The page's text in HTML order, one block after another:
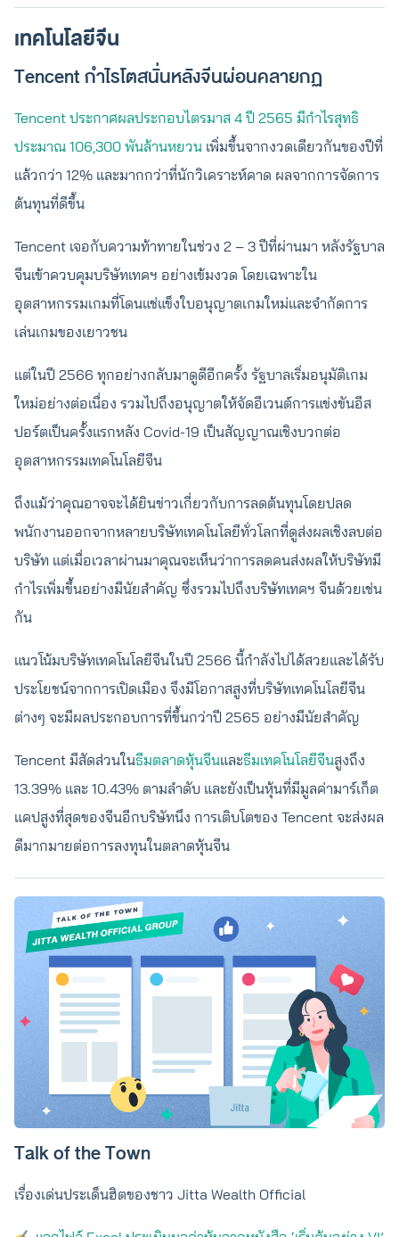
เทคโนโลยีจีน
Tencent กำไรโตสนั่นหลังจีนผ่อนคลายกฏ
Tencent ประกาศผลประกอบไตรมาส 4 ปี 2565 มีกำไรสุทธิ
ประมาณ 106,300 พันล้านหยวน เพิ่มขึ้นจากงวดเดียวกันของปีที่
แล้วกว่า 12% และมากกว่าที่นักวิเคราะห์คาด ผลจากการจัดการ
ต้นทุนที่ดีขึ้น
Tencent เจอกับความท้าทายในช่วง 2 – 3 ปีที่ผ่านมา หลังรัฐบาล
จีนเข้าควบคุมบริษัทเทคฯ อย่างเข้มงวด โดยเฉพาะใน
อุตสาหกรรมเกมที่โดนแช่แข็งใบอนุญาตเกมใหม่และจำกัดการ
เล่นเกมของเยาวชน
แต่ในปี 2566 ทุกอย่างกลับมาดูดีอีกครั้ง รัฐบาลเริ่มอนุมัติเกม
ใหม่อย่างต่อเนื่อง รวมไปถึงอนุญาตให้จัดอีเวนต์การแข่งขันอีส
ปอร์ตเป็นครั้งแรกหลัง Covid-19 เป็นสัญญาณเชิงบวกต่อ
อุตสาหกรรมเทคโนโลยีจีน
ถึงแม้ว่าคุณอาจจะได้ยินข่าวเกี่ยวกับการลดต้นทุนโดยปลด
พนักงานออกจากหลายบริษัทเทคโนโลยีทั่วโลกที่ดูส่งผลเชิงลบต่อ
บริษัท แต่เมื่อเวลาผ่านมาคุณจะเห็นว่าการลดคนส่งผลให้บริษัทมี
กำไรเพิ่มขึ้นอย่างมีนัยสำคัญ ซึ่งรวมไปถึงบริษัทเทคฯ จีนด้วยเช่น
กัน
แนวโน้มบริษัทเทคโนโลยีจีนในปี 2566 นี้กำลังไปได้สวยและได้รับ
ประโยชน์จากการเปิดเมือง จึงมีโอกาสสูงที่บริษัทเทคโนโลยีจีน
ต่างๆ จะมีผลประกอบการที่ขึ้นกว่าปี 2565 อย่างมีนัยสำคัญ
Tencent มีสัดส่วนในธีมตลาดหุ้นจีนและธีมเทคโนโลยีจีนสูงถึง
13.39% และ 10.43% ตามลำดับ และยังเป็นหุ้นที่มีมูลค่ามาร์เก็ต
แคปสูงที่สุดของจีนอีกบริษัทนึง การเติบโตของ Tencent จะส่งผล
ดีมากมายต่อการลงทุนในตลาดหุ้นจีน
Talk of the Town
เรื่องเด่นประเด็นฮิตของชาว Jitta Wealth Official